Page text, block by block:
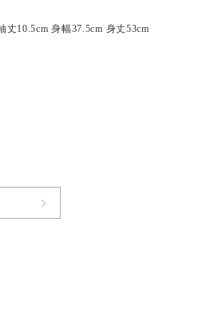
10.5cm 身幅37.5cm 身丈53cm